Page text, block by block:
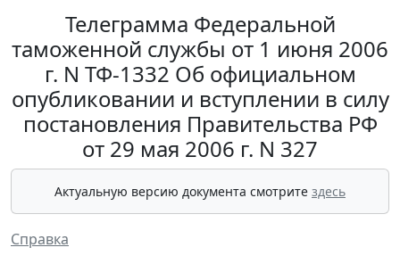
Телеграмма Федеральной
таможенной службы от 1 июня 2006
г. N ТФ-1332 Об официальном
опубликовании и вступлении в силу
постановления Правительства РФ
от 29 мая 2006 г. N 327
Актуальную версию документа смотрите здесь
Справка